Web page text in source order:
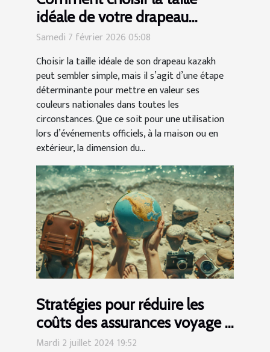
idéale de votre drapeau
kazakh ?
Samedi 7 février 2026 05:08
Choisir la taille idéale de son drapeau kazakh
peut sembler simple, mais il s’agit d’une étape
déterminante pour mettre en valeur ses
couleurs nationales dans toutes les
circonstances. Que ce soit pour une utilisation
lors d’événements officiels, à la maison ou en
extérieur, la dimension du...
Stratégies pour réduire les
coûts des assurances voyage à
l'étranger
Mardi 2 juillet 2024 19:52